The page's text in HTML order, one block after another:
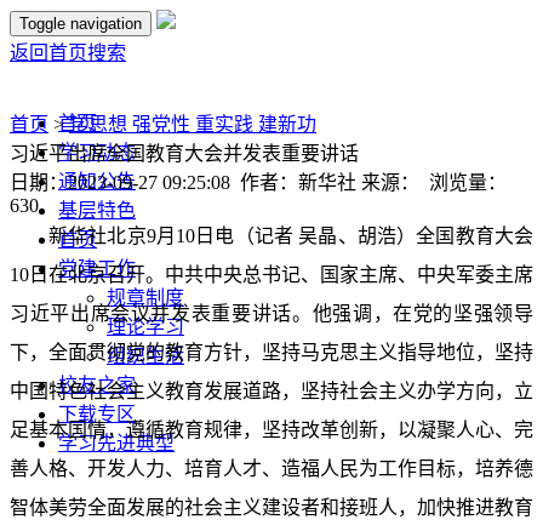
Toggle navigation
返回首页搜索
首页
学习动态
通知公告
基层特色
首页
党建工作
规章制度
理论学习
组织生活
校友之家
下载专区
学习先进典型
首页 >学思想 强党性 重实践 建新功
习近平出席全国教育大会并发表重要讲话
日期：2023-09-27 09:25:08 作者：新华社 来源： 浏览量：
630
新华社北京9月10日电（记者 吴晶、胡浩）全国教育大会
10日在北京召开。中共中央总书记、国家主席、中央军委主席
习近平出席会议并发表重要讲话。他强调，在党的坚强领导
下，全面贯彻党的教育方针，坚持马克思主义指导地位，坚持
中国特色社会主义教育发展道路，坚持社会主义办学方向，立
足基本国情，遵循教育规律，坚持改革创新，以凝聚人心、完
善人格、开发人力、培育人才、造福人民为工作目标，培养德
智体美劳全面发展的社会主义建设者和接班人，加快推进教育